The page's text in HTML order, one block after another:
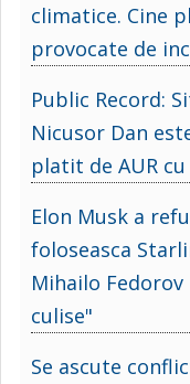
climatice. Cine
provocate de
Public Record:
Nicusor Dan
platit de AUR
Elon Musk a
foloseasca
Mihailo
culise"
Se ascute